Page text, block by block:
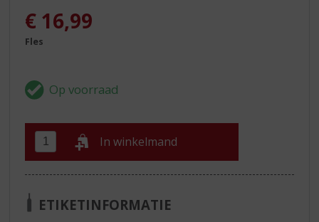
€ 16,99
Fles
In winkelmand
ETIKETINFORMATIE